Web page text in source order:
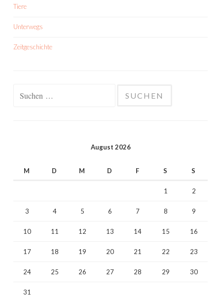
Tiere
Unterwegs
Zeitgeschichte
August 2026
M D M D F S S
1 2
3 4 5 6 7 8 9
10 11 12 13 14 15 16
17 18 19 20 21 22 23
24 25 26 27 28 29 30
31